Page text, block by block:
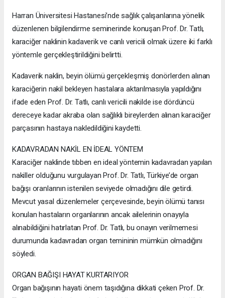
Harran Üniversitesi Hastanesi’nde sağlık çalışanlarına yönelik
düzenlenen bilgilendirme seminerinde konuşan Prof. Dr. Tatlı,
karaciğer naklinin kadaverik ve canlı vericili olmak üzere iki farklı
yöntemle gerçekleştirildiğini belirtti.
Kadaverik naklin, beyin ölümü gerçekleşmiş donörlerden alınan
karaciğerin nakil bekleyen hastalara aktarılmasıyla yapıldığını
ifade eden Prof. Dr. Tatlı, canlı vericili nakilde ise dördüncü
dereceye kadar akraba olan sağlıklı bireylerden alınan karaciğer
parçasının hastaya nakledildiğini kaydetti.
KADAVRADAN NAKİL EN İDEAL YÖNTEM
Karaciğer naklinde tıbben en ideal yöntemin kadavradan yapılan
nakiller olduğunu vurgulayan Prof. Dr. Tatlı, Türkiye’de organ
bağışı oranlarının istenilen seviyede olmadığını dile getirdi.
Mevcut yasal düzenlemeler çerçevesinde, beyin ölümü tanısı
konulan hastaların organlarının ancak ailelerinin onayıyla
alınabildiğini hatırlatan Prof. Dr. Tatlı, bu onayın verilmemesi
durumunda kadavradan organ temininin mümkün olmadığını
söyledi.
ORGAN BAĞIŞI HAYAT KURTARIYOR
Organ bağışının hayati önem taşıdığına dikkati çeken Prof. Dr.